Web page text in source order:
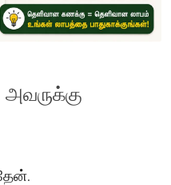
அவருக்கு